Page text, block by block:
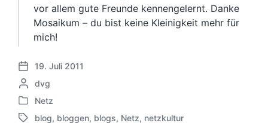
vor allem gute Freunde kennengelernt. Danke
Mosaikum – du bist keine Kleinigkeit mehr für
mich!
V
e
r
19. Juli 2011
G
e
c
dvg
V
e
Netz
blog, bloggen, blogs, Netz, netzkultur